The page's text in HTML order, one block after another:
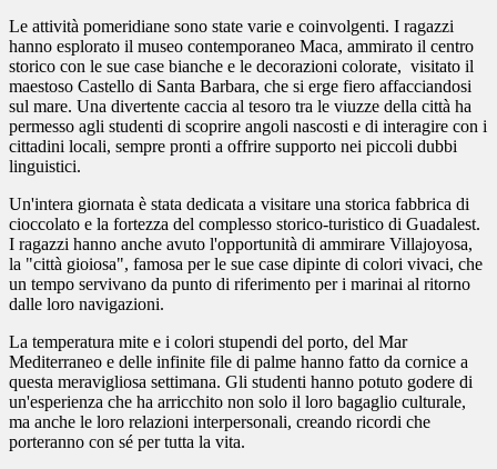
Le attività pomeridiane sono state varie e coinvolgenti. I ragazzi
hanno esplorato il museo contemporaneo Maca, ammirato il centro
storico con le sue case bianche e le decorazioni colorate, visitato il
maestoso Castello di Santa Barbara, che si erge fiero affacciandosi
sul mare. Una divertente caccia al tesoro tra le viuzze della città ha
permesso agli studenti di scoprire angoli nascosti e di interagire con i
cittadini locali, sempre pronti a offrire supporto nei piccoli dubbi
linguistici.
Un'intera giornata è stata dedicata a visitare una storica fabbrica di
cioccolato e la fortezza del complesso storico-turistico di Guadalest.
I ragazzi hanno anche avuto l'opportunità di ammirare Villajoyosa,
la "città gioiosa", famosa per le sue case dipinte di colori vivaci, che
un tempo servivano da punto di riferimento per i marinai al ritorno
dalle loro navigazioni.
La temperatura mite e i colori stupendi del porto, del Mar
Mediterraneo e delle infinite file di palme hanno fatto da cornice a
questa meravigliosa settimana. Gli studenti hanno potuto godere di
un'esperienza che ha arricchito non solo il loro bagaglio culturale,
ma anche le loro relazioni interpersonali, creando ricordi che
porteranno con sé per tutta la vita.